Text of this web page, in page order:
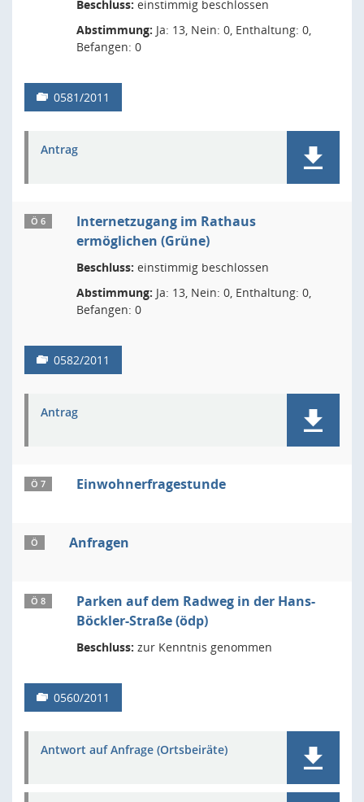
Beschluss: einstimmig beschlossen
Abstimmung: Ja: 13, Nein: 0, Enthaltung: 0,
Befangen: 0
0581/2011
Antrag
Ö 6
Internetzugang im Rathaus
ermöglichen (Grüne)
Beschluss: einstimmig beschlossen
Abstimmung: Ja: 13, Nein: 0, Enthaltung: 0,
Befangen: 0
0582/2011
Antrag
Ö 7 Einwohnerfragestunde
Ö Anfragen
Ö 8
Parken auf dem Radweg in der Hans-
Böckler-Straße (ödp)
Beschluss: zur Kenntnis genommen
0560/2011
Antwort auf Anfrage (Ortsbeiräte)